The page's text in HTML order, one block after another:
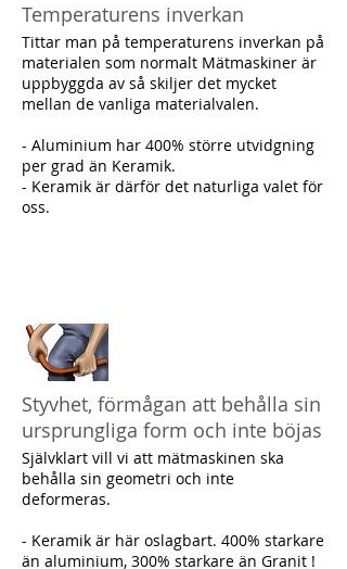
Temperaturens inverkan
Tittar man på temperaturens inverkan på
materialen som normalt Mätmaskiner är
uppbyggda av så skiljer det mycket
mellan de vanliga materialvalen.
- Aluminium har 400% större utvidgning
per grad än Keramik.
- Keramik är därför det naturliga valet för
oss.
Styvhet, förmågan att behålla sin
ursprungliga form och inte böjas
Självklart vill vi att mätmaskinen ska
behålla sin geometri och inte
deformeras.
- Keramik är här oslagbart. 400% starkare
än aluminium, 300% starkare än Granit !